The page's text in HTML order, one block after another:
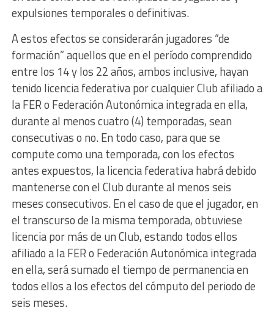
expulsiones temporales o definitivas.
A estos efectos se considerarán jugadores “de
formación” aquellos que en el período comprendido
entre los 14 y los 22 años, ambos inclusive, hayan
tenido licencia federativa por cualquier Club afiliado a
la FER o Federación Autonómica integrada en ella,
durante al menos cuatro (4) temporadas, sean
consecutivas o no. En todo caso, para que se
compute como una temporada, con los efectos
antes expuestos, la licencia federativa habrá debido
mantenerse con el Club durante al menos seis
meses consecutivos. En el caso de que el jugador, en
el transcurso de la misma temporada, obtuviese
licencia por más de un Club, estando todos ellos
afiliado a la FER o Federación Autonómica integrada
en ella, será sumado el tiempo de permanencia en
todos ellos a los efectos del cómputo del periodo de
seis meses.